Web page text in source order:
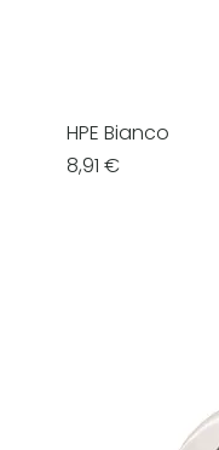
HPE Bianco
Prezzo
8,91 €